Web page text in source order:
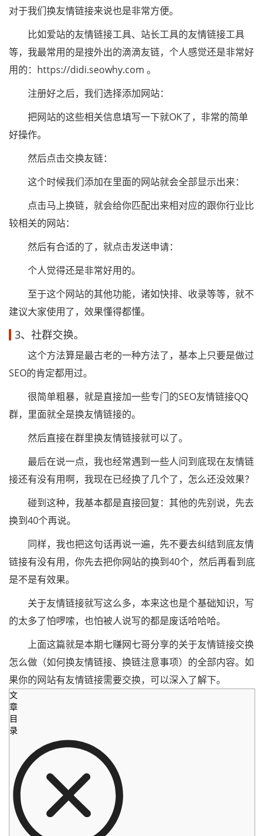
对于我们换友情链接来说也是非常方便。
比如爱站的友情链接工具、站长工具的友情链接工具
等，我最常用的是搜外出的滴滴友链，个人感觉还是非常好
用的：https://didi.seowhy.com 。
注册好之后，我们选择添加网站：
把网站的这些相关信息填写一下就OK了，非常的简单
好操作。
然后点击交换友链：
这个时候我们添加在里面的网站就会全部显示出来：
点击马上换链，就会给你匹配出来相对应的跟你行业比
较相关的网站：
然后有合适的了，就点击发送申请：
个人觉得还是非常好用的。
至于这个网站的其他功能，诸如快排、收录等等，就不
建议大家使用了，效果懂得都懂。
3、社群交换。
这个方法算是最古老的一种方法了，基本上只要是做过
SEO的肯定都用过。
很简单粗暴，就是直接加一些专门的SEO友情链接QQ
群，里面就全是换友情链接的。
然后直接在群里换友情链接就可以了。
最后在说一点，我也经常遇到一些人问到底现在友情链
接还有没有用啊，我现在已经换了几个了，怎么还没效果？
碰到这种，我基本都是直接回复：其他的先别说，先去
换到40个再说。
同样，我也把这句话再说一遍，先不要去纠结到底友情
链接有没有用，你先去把你网站的换到40个，然后再看到底
是不是有效果。
关于友情链接就写这么多，本来这也是个基础知识，写
的太多了怕啰嗦，也怕被人说写的都是废话哈哈哈。
上面这篇就是本期七赚网七哥分享的关于友情链接交换
怎么做（如何换友情链接、换链注意事项）的全部内容。如
果你的网站有友情链接需要交换，可以深入了解下。
文
章
目
录